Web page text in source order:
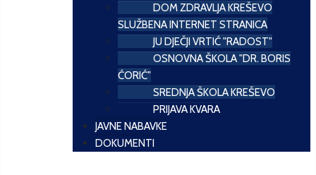
DOM ZDRAVLJA KREŠEVO
SLUŽBENA INTERNET STRANICA
JU DJEČJI VRTIĆ "RADOST"
OSNOVNA ŠKOLA "DR. BORIS
ĆORIĆ"
SREDNJA ŠKOLA KREŠEVO
PRIJAVA KVARA
JAVNE NABAVKE
DOKUMENTI